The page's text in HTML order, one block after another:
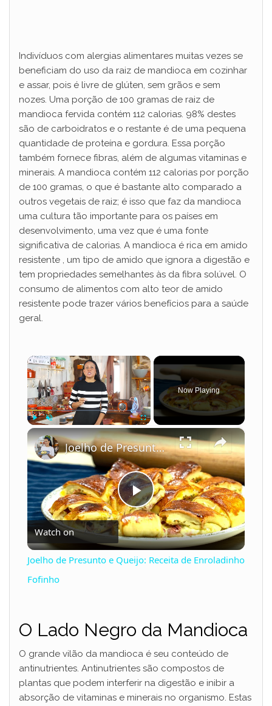
Indivíduos com alergias alimentares muitas vezes se
beneficiam do uso da raiz de mandioca em cozinhar
e assar, pois é livre de glúten, sem grãos e sem
nozes. Uma porção de 100 gramas de raiz de
mandioca fervida contém 112 calorias. 98% destes
são de carboidratos e o restante é de uma pequena
quantidade de proteína e gordura. Essa porção
também fornece fibras, além de algumas vitaminas e
minerais. A mandioca contém 112 calorias por porção
de 100 gramas, o que é bastante alto comparado a
outros vegetais de raiz; é isso que faz da mandioca
uma cultura tão importante para os países em
desenvolvimento, uma vez que é uma fonte
significativa de calorias. A mandioca é rica em amido
resistente , um tipo de amido que ignora a digestão e
tem propriedades semelhantes às da fibra solúvel. O
consumo de alimentos com alto teor de amido
resistente pode trazer vários benefícios para a saúde
geral.
×
Now Playing
×
P
l
V
i
Joelho de Presunto e Queijo: Receita de Enroladinho Fofinho
Watch on
Joelho de Presunto e Queijo: Receita de Enroladinho
Fofinho
O Lado Negro da Mandioca
O grande vilão da mandioca é seu conteúdo de
antinutrientes. Antinutrientes são compostos de
plantas que podem interferir na digestão e inibir a
absorção de vitaminas e minerais no organismo. Estas